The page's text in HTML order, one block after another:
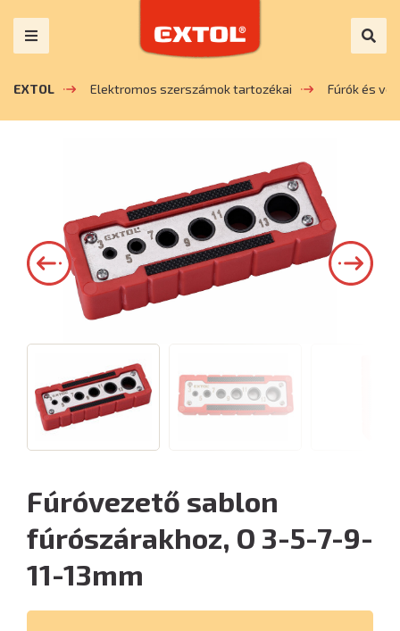
EXTOL Elektromos szerszámok tartozékai Fúrók és
Fúróvezető sablon
fúrószárakhoz, O 3-5-7-9-
11-13mm